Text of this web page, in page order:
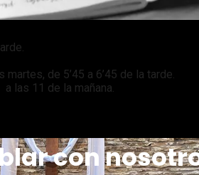
de 5’45 a 6’45 de la tarde.
las 11 de la mañana.
con